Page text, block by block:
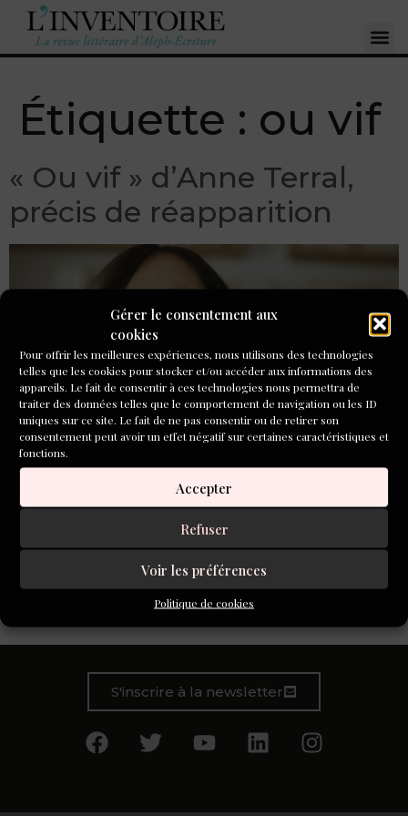
Gérer le consentement aux
cookies
Pour offrir les meilleures expériences, nous utilisons des technologies
telles que les cookies pour stocker et/ou accéder aux informations des
appareils. Le fait de consentir à ces technologies nous permettra de
traiter des données telles que le comportement de navigation ou les ID
uniques sur ce site. Le fait de ne pas consentir ou de retirer son
consentement peut avoir un effet négatif sur certaines caractéristiques et
fonctions.
Accepter
Refuser
Voir les préférences
Politique de cookies
Étiquette : ou vif
« Ou vif » d’Anne Terral,
précis de réapparition
« Ou vif » est le 4ème roman d’Anne Terral. Composé sous
forme de fragments ciselés dans une prose poétique où le
retour à la ligne vise à mettre en lumière l’étincellement
de chaque phrase, ce livre est un ravissement à plus d’un
S'inscrire à la newsletter